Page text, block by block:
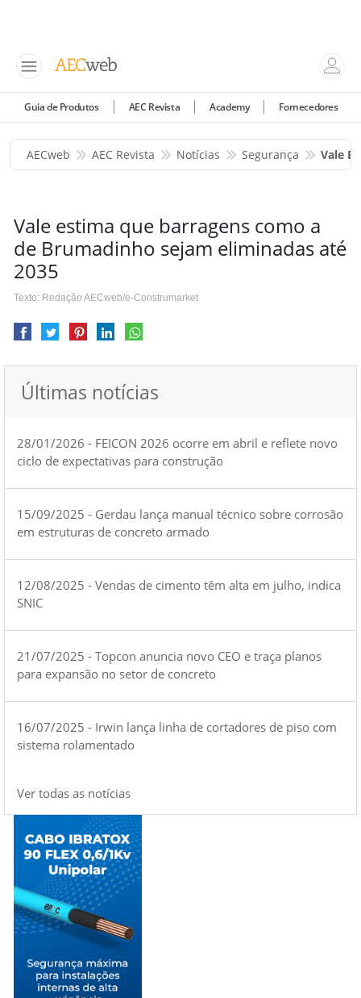
Guia de Produtos AEC Revista Academy Fornecedores
AECweb AEC Revista Notícias Segurança Vale
Vale estima que barragens como a
de Brumadinho sejam eliminadas até
2035
Texto: Redação AECweb/e-Construmarket
Últimas notícias
28/01/2026 - FEICON 2026 ocorre em abril e reflete novo
ciclo de expectativas para construção
15/09/2025 - Gerdau lança manual técnico sobre corrosão
em estruturas de concreto armado
12/08/2025 - Vendas de cimento têm alta em julho, indica
SNIC
21/07/2025 - Topcon anuncia novo CEO e traça planos
para expansão no setor de concreto
16/07/2025 - Irwin lança linha de cortadores de piso com
sistema rolamentado
Ver todas as notícias